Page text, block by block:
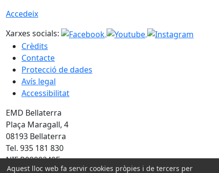
Accedeix
Xarxes socials:
Crèdits
Contacte
Protecció de dades
Avís legal
Accessibilitat
EMD Bellaterra
Plaça Maragall, 4
08193 Bellaterra
Tel. 935 181 830
NIF P0800249E
Aquest lloc web fa servir cookies pròpies i de tercers per